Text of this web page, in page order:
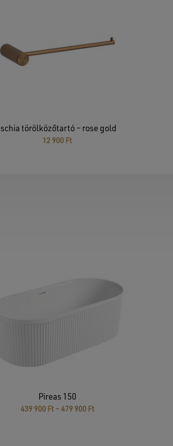
Ischia törölközőtartó – rose gold
12 900 Ft
Pireas 150
439 900 Ft – 479 900 FtÁrtartomány: